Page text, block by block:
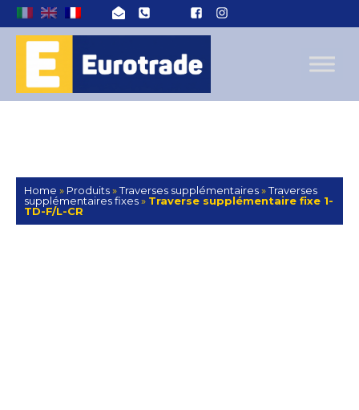
Home » Produits»Traverses supplémentaires»Traverses
supplémentaires fixes» Traverse supplémentaire fixe 1-
TD-F/L-CR